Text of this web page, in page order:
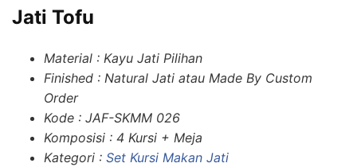
Jati Tofu
Material : Kayu Jati Pilihan
Finished : Natural Jati atau Made By Custom
Order
Kode : JAF-SKMM 026
Komposisi : 4 Kursi + Meja
Kategori : Set Kursi Makan Jati